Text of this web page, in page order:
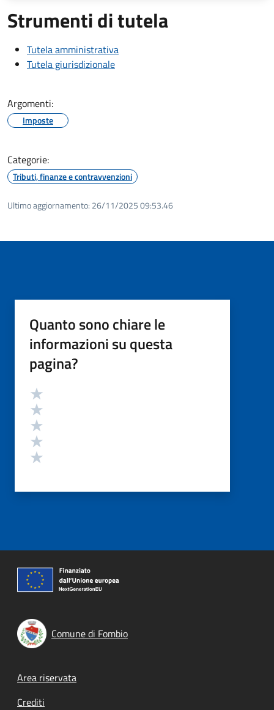
Strumenti di tutela
Tutela amministrativa
Tutela giurisdizionale
Argomenti:
Imposte
Categorie:
Tributi, finanze e contravvenzioni
Ultimo aggiornamento: 26/11/2025 09:53.46
Quanto sono chiare le
informazioni su questa
pagina?
Valutazione
Comune di Fombio
Footer menu
Area riservata
Crediti